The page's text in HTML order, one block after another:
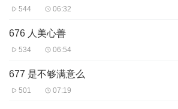
544 06:32
676 人美心善
534 06:54
677 是不够满意么
501 07:19